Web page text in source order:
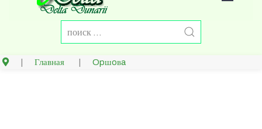
Главная Opшoвa